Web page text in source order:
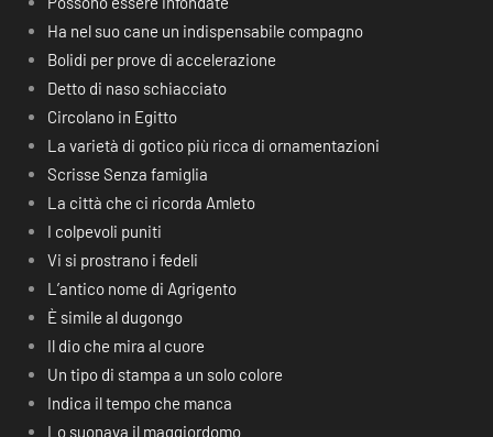
Ha nel suo cane un indispensabile compagno
Bolidi per prove di accelerazione
Detto di naso schiacciato
Circolano in Egitto
La varietà di gotico più ricca di ornamentazioni
Scrisse Senza famiglia
La città che ci ricorda Amleto
I colpevoli puniti
Vi si prostrano i fedeli
L’antico nome di Agrigento
È simile al dugongo
Il dio che mira al cuore
Un tipo di stampa a un solo colore
Indica il tempo che manca
Lo suonava il maggiordomo